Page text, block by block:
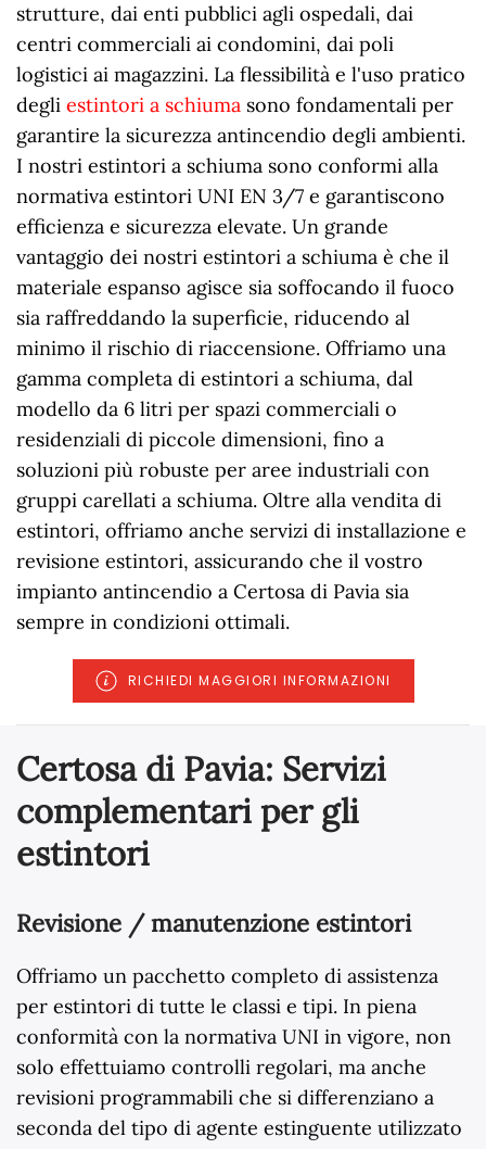
strutture, dai enti pubblici agli ospedali, dai
centri commerciali ai condomini, dai poli
logistici ai magazzini. La flessibilità e l'uso pratico
degli estintori a schiuma sono fondamentali per
garantire la sicurezza antincendio degli ambienti.
I nostri estintori a schiuma sono conformi alla
normativa estintori UNI EN 3/7 e garantiscono
efficienza e sicurezza elevate. Un grande
vantaggio dei nostri estintori a schiuma è che il
materiale espanso agisce sia soffocando il fuoco
sia raffreddando la superficie, riducendo al
minimo il rischio di riaccensione. Offriamo una
gamma completa di estintori a schiuma, dal
modello da 6 litri per spazi commerciali o
residenziali di piccole dimensioni, fino a
soluzioni più robuste per aree industriali con
gruppi carellati a schiuma. Oltre alla vendita di
estintori, offriamo anche servizi di installazione e
revisione estintori, assicurando che il vostro
impianto antincendio a Certosa di Pavia sia
sempre in condizioni ottimali.
RICHIEDI MAGGIORI INFORMAZIONI
Certosa di Pavia: Servizi
complementari per gli
estintori
Revisione / manutenzione estintori
Offriamo un pacchetto completo di assistenza
per estintori di tutte le classi e tipi. In piena
conformità con la normativa UNI in vigore, non
solo effettuiamo controlli regolari, ma anche
revisioni programmabili che si differenziano a
seconda del tipo di agente estinguente utilizzato